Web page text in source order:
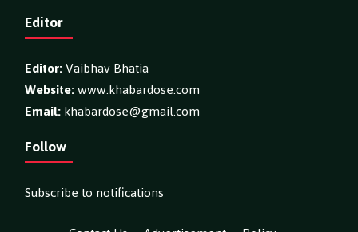
Editor
Editor:Vaibhav Bhatia
Website:www.khabardose.com
Email:khabardose@gmail.com
Follow
Subscribe to notifications